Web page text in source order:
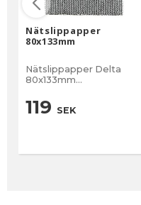
Nätslippapper
80x133mm
Nätslippapper Delta
80x133mm
slippappret inte fylls
igen av slipdammet. Tack
Pack Diameter 80 x 133
119 SEK